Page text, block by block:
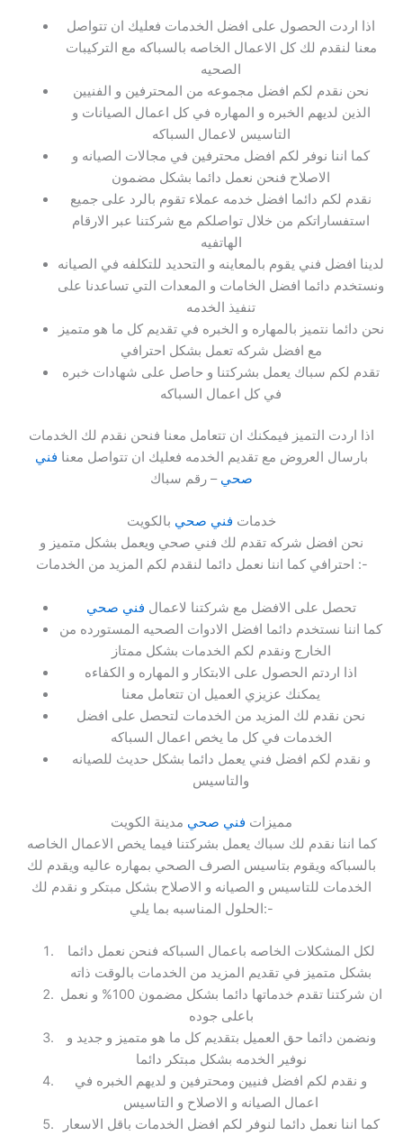
اذا اردت الحصول على افضل الخدمات فعليك ان تتواصل
معنا لنقدم لك كل الاعمال الخاصه بالسباكه مع التركيبات
الصحيه
نحن نقدم لكم افضل مجموعه من المحترفين و الفنيين
الذين لديهم الخبره و المهاره في كل اعمال الصيانات و
التاسيس لاعمال السباكه
كما اننا نوفر لكم افضل محترفين في مجالات الصيانه و
الاصلاح فنحن نعمل دائما بشكل مضمون
نقدم لكم دائما افضل خدمه عملاء تقوم بالرد على جميع
استفساراتكم من خلال تواصلكم مع شركتنا عبر الارقام
الهاتفيه
لدينا افضل فني يقوم بالمعاينه و التحديد للتكلفه في الصيانه
ونستخدم دائما افضل الخامات و المعدات التي تساعدنا على
تنفيذ الخدمه
نحن دائما نتميز بالمهاره و الخبره في تقديم كل ما هو متميز
مع افضل شركه تعمل بشكل احترافي
تقدم لكم سباك يعمل بشركتنا و حاصل على شهادات خبره
في كل اعمال السباكه
اذا اردت التميز فيمكنك ان تتعامل معنا فنحن نقدم لك الخدمات
بارسال العروض مع تقديم الخدمه فعليك ان تتواصل معنا فني
صحي – رقم سباك
خدمات فني صحي بالكويت
نحن افضل شركه تقدم لك فني صحي ويعمل بشكل متميز و
احترافي كما اننا نعمل دائما لنقدم لكم المزيد من الخدمات :-
تحصل على الافضل مع شركتنا لاعمال فني صحي
كما اننا نستخدم دائما افضل الادوات الصحيه المستورده من
الخارج ونقدم لكم الخدمات بشكل ممتاز
اذا اردتم الحصول على الابتكار و المهاره و الكفاءه
يمكنك عزيزي العميل ان تتعامل معنا
نحن نقدم لك المزيد من الخدمات لتحصل على افضل
الخدمات في كل ما يخص اعمال السباكه
و نقدم لكم افضل فني يعمل دائما بشكل حديث للصيانه
والتاسيس
مميزات فني صحي مدينة الكويت
كما اننا نقدم لك سباك يعمل بشركتنا فيما يخص الاعمال الخاصه
بالسباكه ويقوم بتاسيس الصرف الصحي بمهاره عاليه ويقدم لك
الخدمات للتاسيس و الصيانه و الاصلاح بشكل مبتكر و نقدم لك
الحلول المناسبه بما يلي:-
لكل المشكلات الخاصه باعمال السباكه فنحن نعمل دائما
بشكل متميز في تقديم المزيد من الخدمات بالوقت ذاته
ان شركتنا تقدم خدماتها دائما بشكل مضمون 100% و نعمل
باعلى جوده
ونضمن دائما حق العميل بتقديم كل ما هو متميز و جديد و
نوفير الخدمه بشكل مبتكر دائما
و نقدم لكم افضل فنيين ومحترفين و لديهم الخبره في
اعمال الصيانه و الاصلاح و التاسيس
كما اننا نعمل دائما لنوفر لكم افضل الخدمات باقل الاسعار